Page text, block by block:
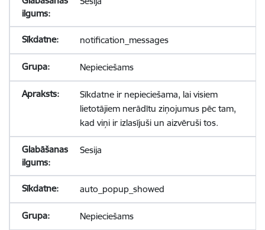
notification_messages
Nepieciešams
Sīkdatne ir nepieciešama, lai visiem
lietotājiem nerādītu ziņojumus pēc tam,
kad viņi ir izlasījuši un aizvēruši tos.
Sesija
auto_popup_showed
Nepieciešams